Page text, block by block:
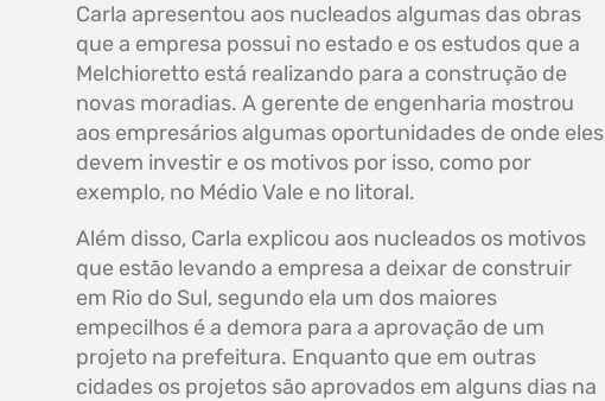
Carla apresentou aos nucleados algumas das obras
que a empresa possui no estado e os estudos que a
Melchioretto está realizando para a construção de
novas moradias. A gerente de engenharia mostrou
aos empresários algumas oportunidades de onde eles
devem investir e os motivos por isso, como por
exemplo, no Médio Vale e no litoral.
Além disso, Carla explicou aos nucleados os motivos
que estão levando a empresa a deixar de construir
em Rio do Sul, segundo ela um dos maiores
empecilhos é a demora para a aprovação de um
projeto na prefeitura. Enquanto que em outras
cidades os projetos são aprovados em alguns dias na